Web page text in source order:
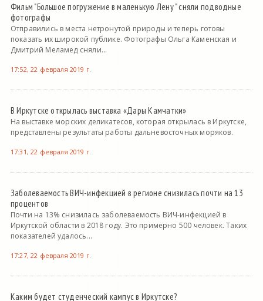
Фильм "Большое погружение в маленькую Лену " сняли подводные
фотографы
Отправились в места нетронутой природы и теперь готовы
показать их широкой публике. Фотографы Ольга Каменская и
Дмитрий Меламед сняли...
17:52, 22 февраля 2019 г.
В Иркутске открылась выставка «Дары Камчатки»
На выставке морских деликатесов, которая открылась в Иркутске,
представлены результаты работы дальневосточных моряков.
17:31, 22 февраля 2019 г.
Заболеваемость ВИЧ-инфекцией в регионе снизилась почти на 13
процентов
Почти на 13% снизилась заболеваемость ВИЧ-инфекцией в
Иркутской области в 2018 году. Это примерно 500 человек. Таких
показателей удалось...
17:27, 22 февраля 2019 г.
Каким будет студенческий кампус в Иркутске?